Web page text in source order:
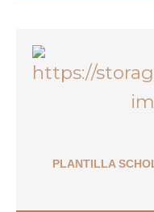
PLANTILLA